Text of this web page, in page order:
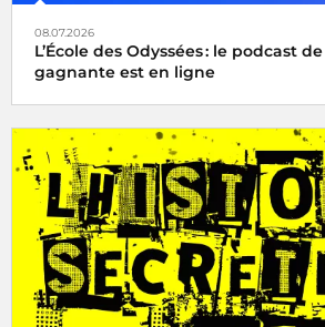
08.07.2026
L’École des Odyssées : le podcast
gagnante est en ligne